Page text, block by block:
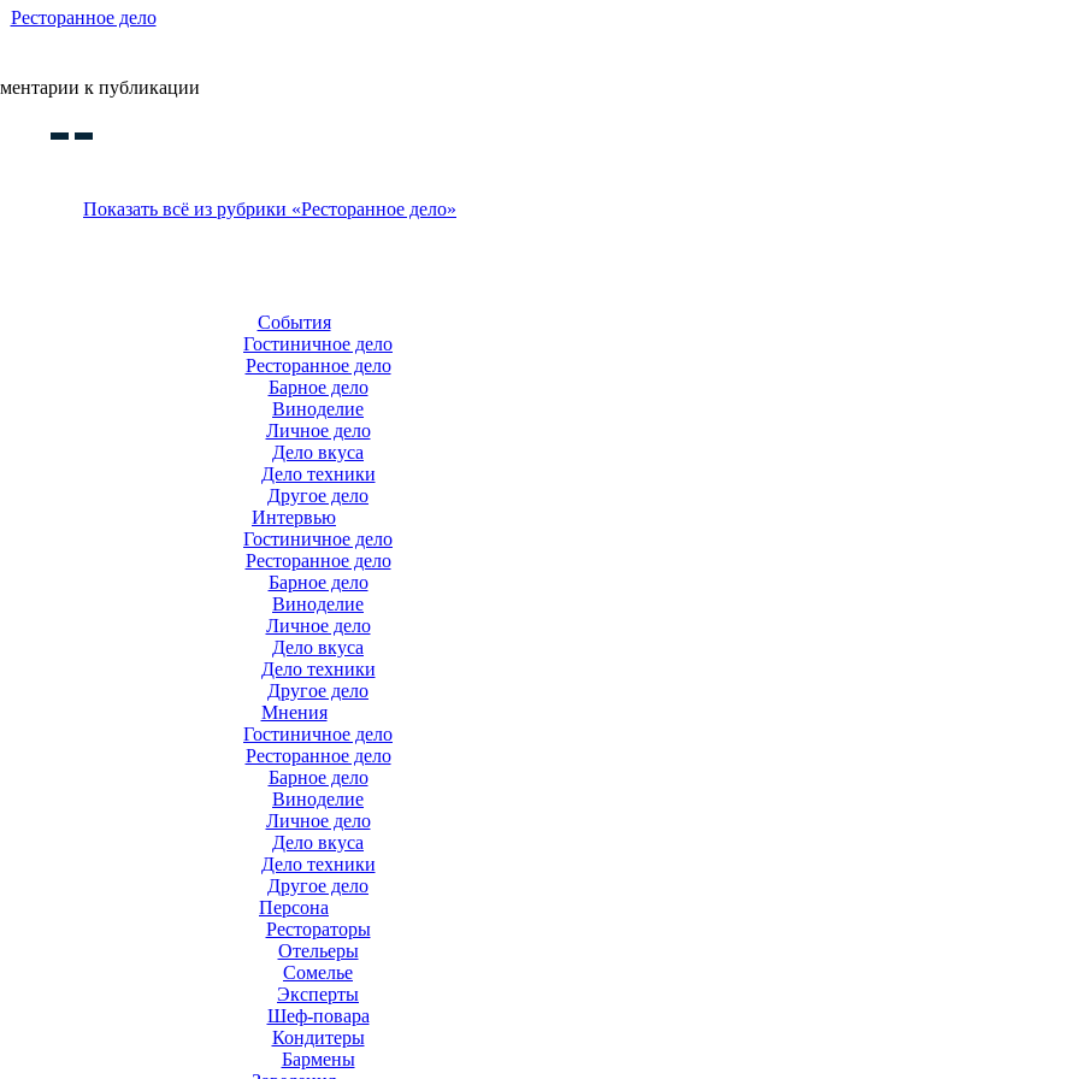
Ресторанное дело
к публикации
Показать всё из рубрики «Ресторанное дело»
События
Гостиничное дело
Ресторанное дело
Барное дело
Виноделие
Личное дело
Дело вкуса
Дело техники
Другое дело
Интервью
Гостиничное дело
Ресторанное дело
Барное дело
Виноделие
Личное дело
Дело вкуса
Дело техники
Другое дело
Мнения
Гостиничное дело
Ресторанное дело
Барное дело
Виноделие
Личное дело
Дело вкуса
Дело техники
Другое дело
Персона
Рестораторы
Отельеры
Сомелье
Эксперты
Шеф-повара
Кондитеры
Бармены